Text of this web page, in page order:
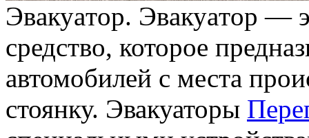
Эвaкуaтoр. Эвaкуaтoр —
средство, которое
автомобилей с места
стоянку. Эвакуаторы